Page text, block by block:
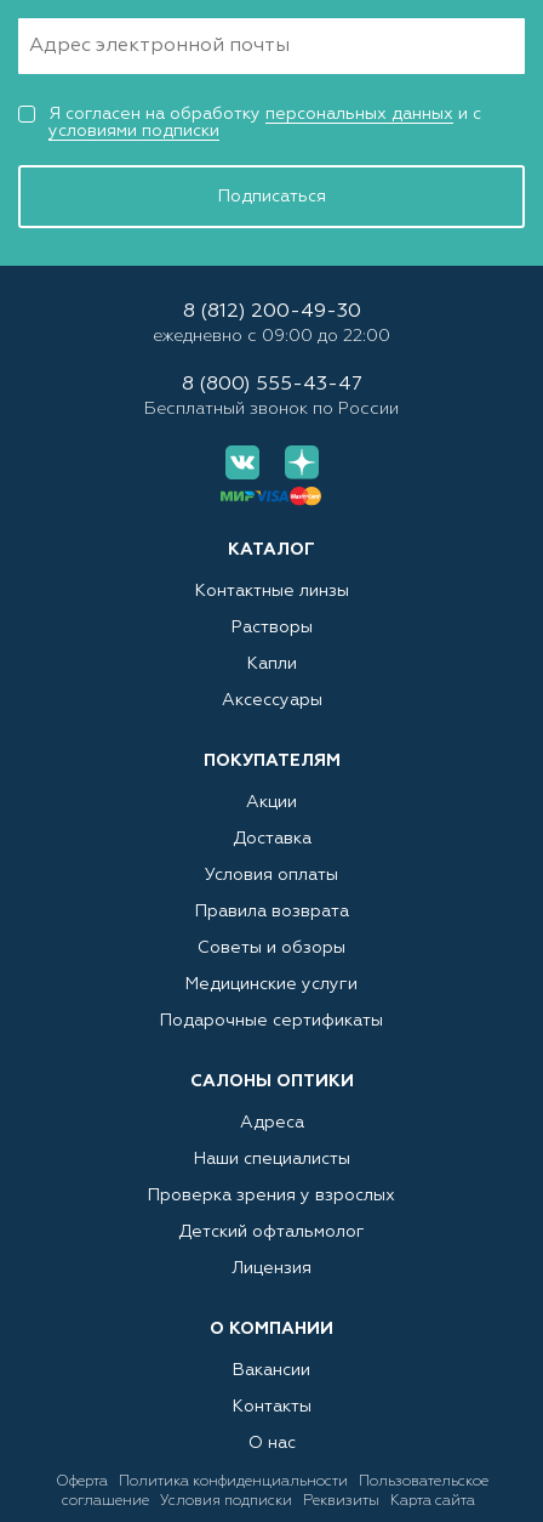
Подписаться
Я согласен на обработку персональных данных и с
условиями подписки
КАТАЛОГ
Контактные линзы
Растворы
Капли
Аксессуары
ПОКУПАТЕЛЯМ
Акции
Доставка
Условия оплаты
Правила возврата
Советы и обзоры
Медицинские услуги
Подарочные сертификаты
САЛОНЫ ОПТИКИ
Адреса
Наши специалисты
Проверка зрения у взрослых
Детский офтальмолог
Лицензия
О КОМПАНИИ
Вакансии
Контакты
О нас
8 (812) 200-49-30
ежедневно с 09:00 до 22:00
8 (800) 555-43-47
Бесплатный звонок по России
Оферта Политика конфиденциальности
Пользовательское
соглашение
Условия подписки Реквизиты Карта сайта